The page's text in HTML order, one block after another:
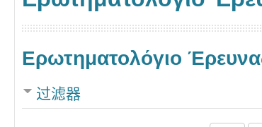
Ερωτηματολόγιο
过滤器